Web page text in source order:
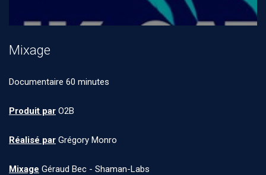
Mixage
Documentaire 60 minutes
Produit par O2B
Réalisé par Grégory Monro
Mixage Géraud Bec - Shaman-Labs